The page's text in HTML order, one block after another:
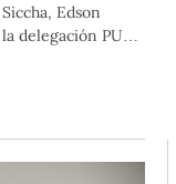
Edson
delegación PUCP
Premio de la